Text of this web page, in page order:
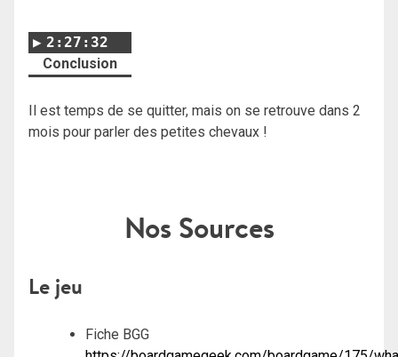
2:27:32
Conclusion
Il est temps de se quitter, mais on se retrouve dans 2
mois pour parler des petites chevaux !
Nos Sources
Le jeu
Fiche BGG